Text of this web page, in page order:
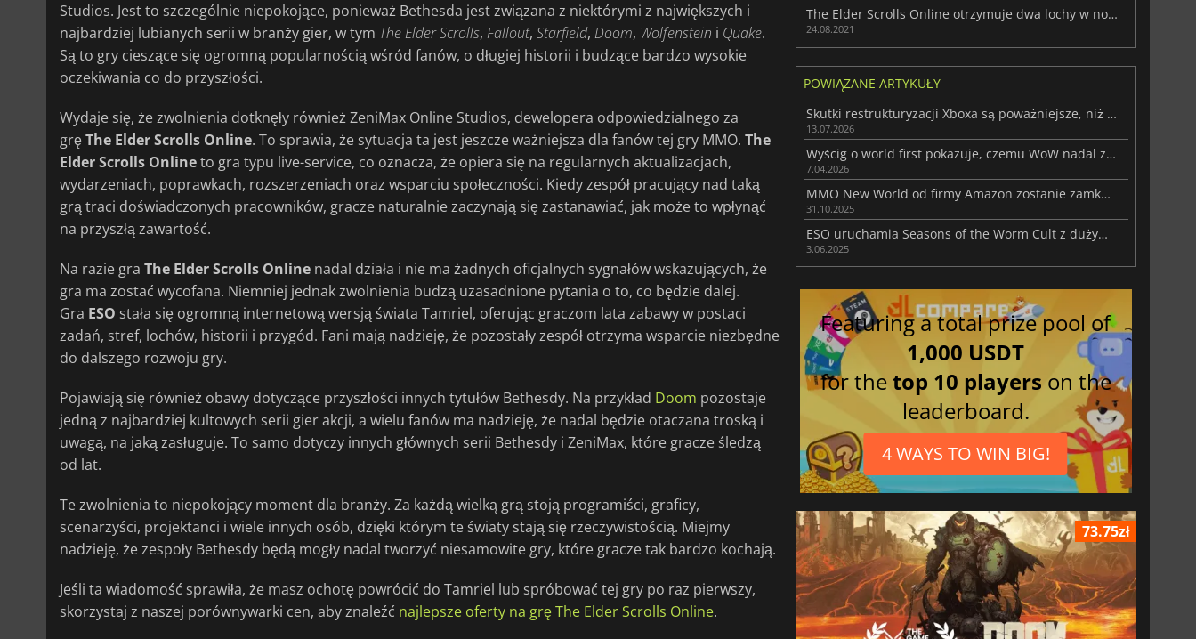
Studios. Jest to szczególnie niepokojące, ponieważ Bethesda jest związana z niektórymi z największych i
najbardziej lubianych serii w branży gier, w tym The Elder Scrolls, Fallout, Starfield, Doom, Wolfenstein i Quake.
Są to gry cieszące się ogromną popularnością wśród fanów, o długiej historii i budzące bardzo wysokie
oczekiwania co do przyszłości.
Wydaje się, że zwolnienia dotknęły również ZeniMax Online Studios, dewelopera odpowiedzialnego za
gręThe Elder Scrolls Online. To sprawia, że sytuacja ta jest jeszcze ważniejsza dla fanów tej gry MMO. The
Elder Scrolls Onlineto gra typu live-service, co oznacza, że opiera się na regularnych aktualizacjach,
wydarzeniach, poprawkach, rozszerzeniach oraz wsparciu społeczności. Kiedy zespół pracujący nad taką
grą traci doświadczonych pracowników, gracze naturalnie zaczynają się zastanawiać, jak może to wpłynąć
na przyszłą zawartość.
Na razie gra The Elder Scrolls Online nadal działa i nie ma żadnych oficjalnych sygnałów wskazujących, że
gra ma zostać wycofana. Niemniej jednak zwolnienia budzą uzasadnione pytania o to, co będzie dalej.
Gra ESO stała się ogromną internetową wersją świata Tamriel, oferując graczom lata zabawy w postaci
zadań, stref, lochów, historii i przygód. Fani mają nadzieję, że pozostały zespół otrzyma wsparcie niezbędne
do dalszego rozwoju gry.
Pojawiają się również obawy dotyczące przyszłości innych tytułów Bethesdy. Na przykład Doom pozostaje
jedną z najbardziej kultowych serii gier akcji, a wielu fanów ma nadzieję, że nadal będzie otaczana troską i
uwagą, na jaką zasługuje. To samo dotyczy innych głównych serii Bethesdy i ZeniMax, które gracze śledzą
od lat.
Te zwolnienia to niepokojący moment dla branży. Za każdą wielką grą stoją programiści, graficy,
scenarzyści, projektanci i wiele innych osób, dzięki którym te światy stają się rzeczywistością. Miejmy
nadzieję, że zespoły Bethesdy będą mogły nadal tworzyć niesamowite gry, które gracze tak bardzo kochają.
Jeśli ta wiadomość sprawiła, że masz ochotę powrócić do Tamriel lub spróbować tej gry po raz pierwszy,
skorzystaj z naszej porównywarki cen, aby znaleźć najlepsze oferty na grę The Elder Scrolls Online.
The Elder Scrolls Online otrzymuje dwa lochy w nowym DLC
24.08.2021
POWIĄZANE ARTYKUŁY
Skutki restrukturyzacji Xboxa są poważniejsze, niż się wydaje
13.07.2026
Wyścig o world first pokazuje, czemu WoW nadal zaskakuje graczy
7.04.2026
MMO New World od firmy Amazon zostanie zamknięte w przyszłym roku
31.10.2025
ESO uruchamia Seasons of the Worm Cult z dużymi nowymi zmianami
3.06.2025
Featuring a total prize pool of
1,000 USDT
for thetop 10 players on the
leaderboard.
4 WAYS TO WIN BIG!
73.75zł